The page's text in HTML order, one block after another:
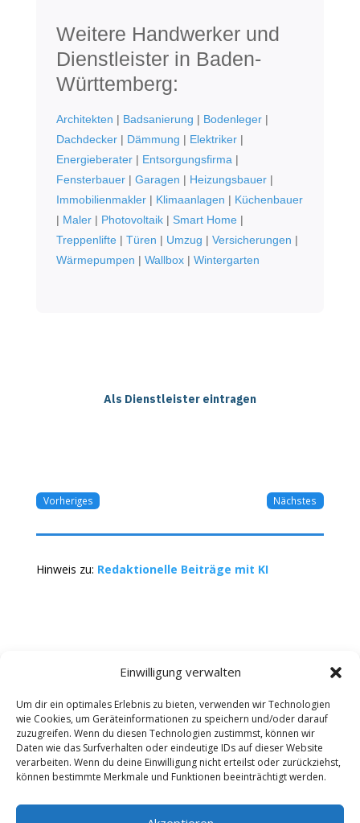
Einwilligung verwalten
Um dir ein optimales Erlebnis zu bieten, verwenden wir Technologien
wie Cookies, um Geräteinformationen zu speichern und/oder darauf
zuzugreifen. Wenn du diesen Technologien zustimmst, können wir
Daten wie das Surfverhalten oder eindeutige IDs auf dieser Website
verarbeiten. Wenn du deine Einwilligung nicht erteilst oder zurückziehst,
können bestimmte Merkmale und Funktionen beeinträchtigt werden.
Weitere Handwerker und
Dienstleister in Baden-
Württemberg:
Architekten | Badsanierung | Bodenleger|
Dachdecker| Dämmung | Elektriker|
Energieberater| Entsorgungsfirma|
Fensterbauer| Garagen | Heizungsbauer|
Immobilienmakler| Klimaanlagen | Küchenbauer
| Maler| Photovoltaik| Smart Home|
Treppenlifte| Türen | Umzug | Versicherungen |
Wärmepumpen | Wallbox| Wintergarten
Als Dienstleister eintragen
Vorheriges Nächstes
Hinweis zu: Redaktionelle Beiträge mit KI
Kontakt Impressum
Datenschutz
Werbung buchen
AGB
Copyright 2025-2026 | Web24 Consulting AVO UG |
Alle Rechte vorbehalten *Werbehinweis: Die ist ein